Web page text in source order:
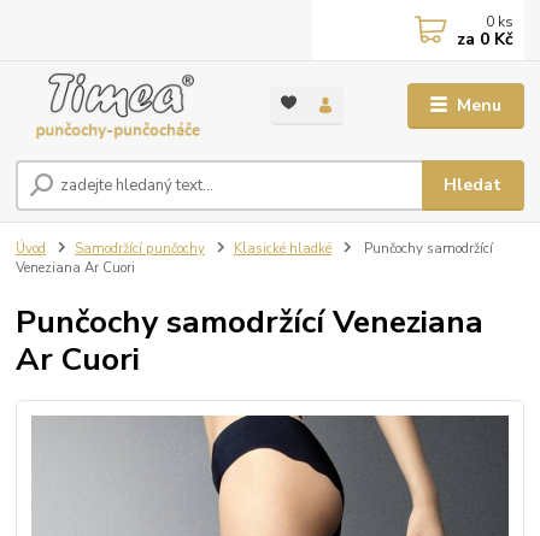
Menu
Hledat
0 ks
za 0 Kč
Úvod Samodržící punčochy Klasické hladké
Punčochy samodržící
Veneziana Ar Cuori
Punčochy samodržící Veneziana
Ar Cuori